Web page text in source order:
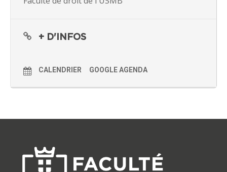
+ D'INFOS
CALENDRIER GOOGLE AGENDA